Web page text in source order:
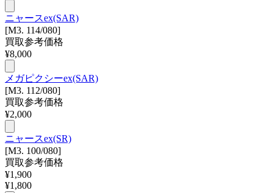
ニャースex(SAR)
[M3. 114/080]
買取参考価格
¥8,000
メガピクシーex(SAR)
[M3. 112/080]
買取参考価格
¥2,000
ニャースex(SR)
[M3. 100/080]
買取参考価格
¥1,900
¥1,800